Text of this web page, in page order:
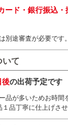
ード・銀行振込・
別途審査が必要です。
いて
後の出荷予定です
品が多いためお時間
１品丁寧に仕上げさ